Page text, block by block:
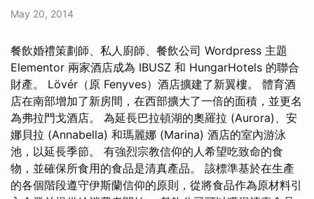
May 20, 2014
餐飲婚禮策劃師、私人廚師、餐飲公司 Wordpress 主題
Elementor 兩家酒店成為 IBUSZ 和 HungarHotels 的聯合
財產。 Lövér（原 Fenyves）酒店擴建了新翼樓。 體育酒
店在南部增加了新房間，在西部擴大了一倍的面積，並更名
為弗拉門戈酒店。 為延長巴拉頓湖的奧羅拉 (Aurora)、安
娜貝拉 (Annabella) 和瑪麗娜 (Marina) 酒店的室內游泳
池，以延長季節。 有強烈宗教信仰的人希望吃致命的食
物，並確保所食用的食品是清真產品。 該標準基於在生產
的各個階段遵守伊斯蘭信仰的原則，從將食品作為原材料引